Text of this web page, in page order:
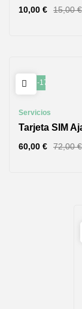
15,00€
10,00 €
-17%
Servicios
Tarjeta SIM
72,00€
60,00 €